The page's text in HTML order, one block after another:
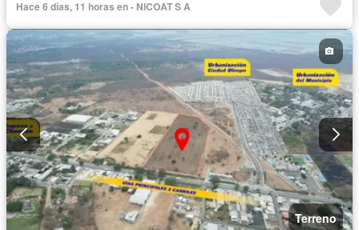
Hace 6 días, 11 horas en - NICOAT S A
Terreno